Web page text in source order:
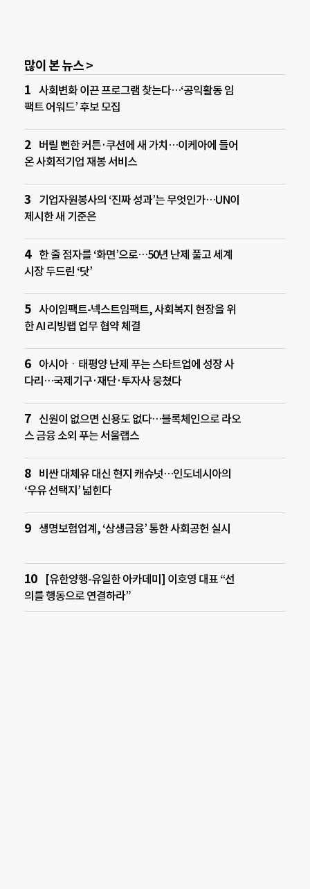
많이 본 뉴스 >
사회변화 이끈 프로그램 찾는다…‘공익활동 임
팩트 어워드’ 후보 모집
버릴 뻔한 커튼·쿠션에 새 가치…이케아에 들어
온 사회적기업 재봉 서비스
기업자원봉사의 ‘진짜 성과’는 무엇인가…UN이
제시한 새 기준은
한 줄 점자를 ‘화면’으로…50년 난제 풀고 세계
시장 두드린 ‘닷’
사이임팩트-넥스트임팩트, 사회복지 현장을 위
한 AI 리빙랩 업무 협약 체결
아시아ㆍ태평양 난제 푸는 스타트업에 성장 사
다리…국제기구·재단·투자사 뭉쳤다
신원이 없으면 신용도 없다…블록체인으로 라오
스 금융 소외 푸는 서울랩스
비싼 대체유 대신 현지 캐슈넛…인도네시아의
‘우유 선택지’ 넓힌다
생명보험업계, ‘상생금융’ 통한 사회공헌 실시
[유한양행-유일한 아카데미] 이호영 대표 “선
의를 행동으로 연결하라”